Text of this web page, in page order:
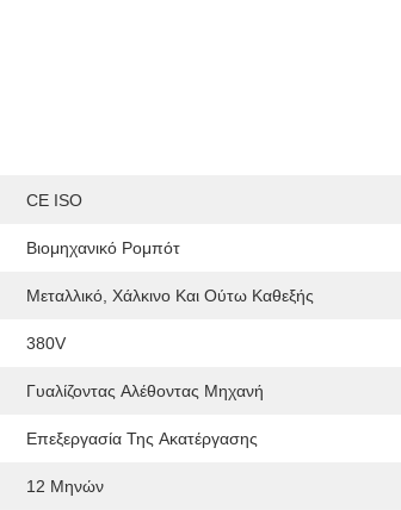
CE ISO
Βιομηχανικό Ρομπότ
Μεταλλικό, Χάλκινο Και Ούτω Καθεξής
380V
Γυαλίζοντας Αλέθοντας Μηχανή
Επεξεργασία Της Ακατέργασης
12 Μηνών